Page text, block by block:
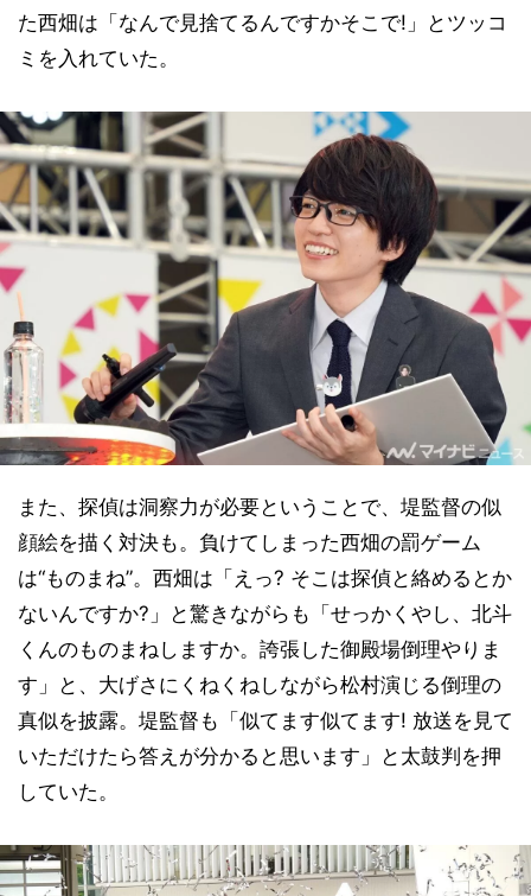
た西畑は「なんで見捨てるんですかそこで!」とツッコ
ミを入れていた。
また、探偵は洞察力が必要ということで、堤監督の似
顔絵を描く対決も。負けてしまった西畑の罰ゲーム
は“ものまね”。西畑は「えっ? そこは探偵と絡めるとか
ないんですか?」と驚きながらも「せっかくやし、北斗
くんのものまねしますか。誇張した御殿場倒理やりま
す」と、大げさにくねくねしながら松村演じる倒理の
真似を披露。堤監督も「似てます似てます! 放送を見て
いただけたら答えが分かると思います」と太鼓判を押
していた。